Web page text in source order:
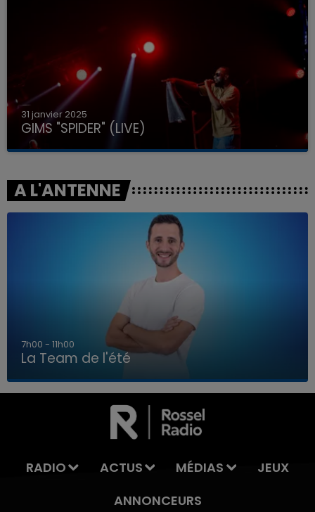
LA TEAM DE L'ÉTÉ
31 janvier 2025
GIMS "SPIDER" (LIVE)
A L'ANTENNE
7h00 - 11h00
La Team de l'été
RADIO ACTUS MÉDIAS
JEUX
ANNONCEURS